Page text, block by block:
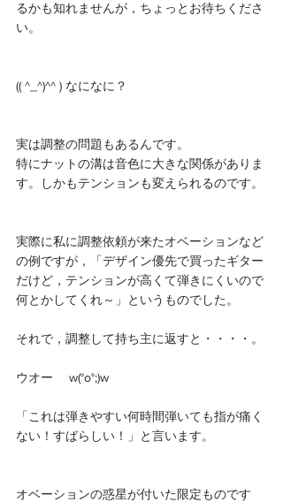
るかも知れませんが，ちょっとお待ちくださ
い。
(( ^_^)^^ ) なになに？
実は調整の問題もあるんです。
特にナットの溝は音色に大きな関係がありま
す。しかもテンションも変えられるのです。
実際に私に調整依頼が来たオベーションなど
の例ですが，「デザイン優先で買ったギター
だけど，テンションが高くて弾きにくいので
何とかしてくれ～」というものでした。
それで，調整して持ち主に返すと・・・・。
ウオー　 w(°o°;)w
「これは弾きやすい何時間弾いても指が痛く
ない！すばらしい！」と言います。
オベーションの惑星が付いた限定ものです